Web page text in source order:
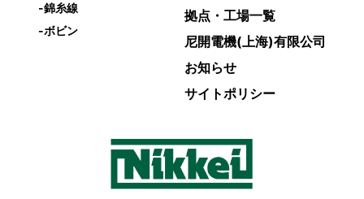
-錦糸線
-ボビン
拠点・工場一覧
尼開電機(上海)有限公司
お知らせ
サイトポリシー